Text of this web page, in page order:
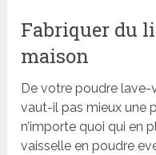
Fabriquer du
maison
De votre poudre
vaut-il pas mieux une
n’importe quoi qui en
vaisselle en poudre